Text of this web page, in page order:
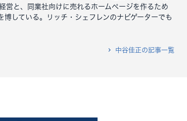
営と、同業社向けに売れるホームページを作るため
博している。リッチ・シェフレンのナビゲーターでも
中谷佳正の記事一覧